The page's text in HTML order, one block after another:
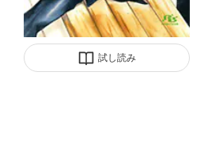
試し読み